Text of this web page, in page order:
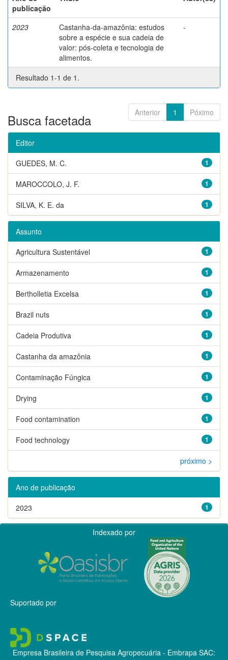
publicação
2023
Castanha-da-amazônia: estudos
sobre a espécie e sua cadeia de
valor: pós-coleta e tecnologia de
alimentos.
-
Resultado 1-1 de 1.
Anterior 1 Póximo
Busca facetada
Editor
1
GUEDES, M. C.
1
MAROCCOLO, J. F.
1
SILVA, K. E. da
Assunto
1
Agricultura Sustentável
1
Armazenamento
1
Bertholletia Excelsa
1
Brazil nuts
1
Cadeia Produtiva
1
Castanha da amazônia
1
Contaminação Fúngica
1
Drying
1
Food contamination
1
Food technology
próximo >
Ano de publicação
1
2023
Indexado por
Suportado por
Empresa Brasileira de Pesquisa Agropecuária - Embrapa SAC: